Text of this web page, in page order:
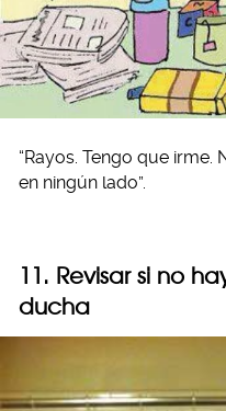
“Rayos. Tengo que
en ningún lado”.
11. Revisar si no
ducha